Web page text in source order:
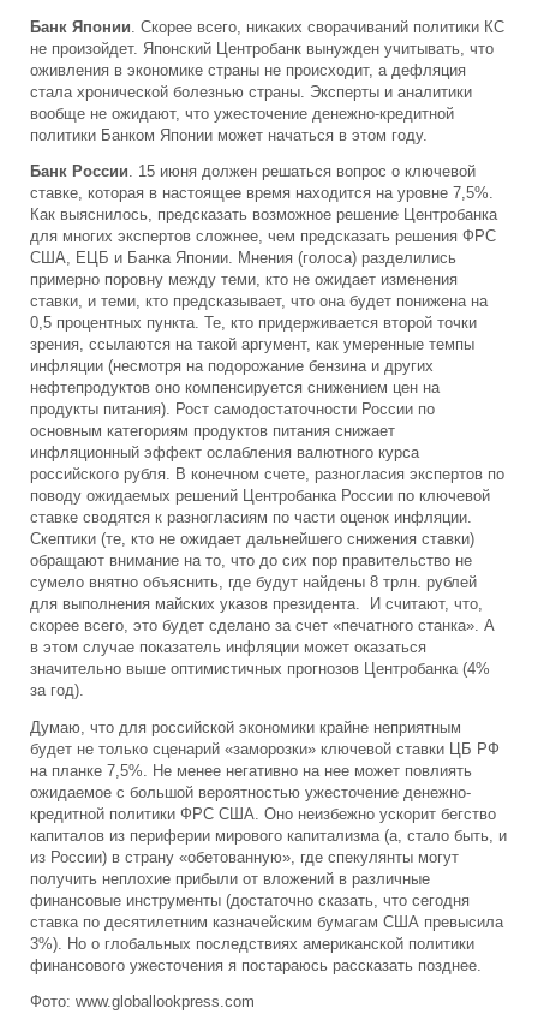
Банк Японии . Скорее всего, никаких сворачиваний политики КС
не произойдет. Японский Центробанк вынужден учитывать, что
оживления в экономике страны не происходит, а дефляция
стала хронической болезнью страны. Эксперты и аналитики
вообще не ожидают, что ужесточение денежно-кредитной
политики Банком Японии может начаться в этом году.
Банк России. 15 июня должен решаться вопрос о ключевой
ставке, которая в настоящее время находится на уровне 7,5%.
Как выяснилось, предсказать возможное решение Центробанка
для многих экспертов сложнее, чем предсказать решения ФРС
США, ЕЦБ и Банка Японии. Мнения (голоса) разделились
примерно поровну между теми, кто не ожидает изменения
ставки, и теми, кто предсказывает, что она будет понижена на
0,5 процентных пункта. Те, кто придерживается второй точки
зрения, ссылаются на такой аргумент, как умеренные темпы
инфляции (несмотря на подорожание бензина и других
нефтепродуктов оно компенсируется снижением цен на
продукты питания). Рост самодостаточности России по
основным категориям продуктов питания снижает
инфляционный эффект ослабления валютного курса
российского рубля. В конечном счете, разногласия экспертов по
поводу ожидаемых решений Центробанка России по ключевой
ставке сводятся к разногласиям по части оценок инфляции.
Скептики (те, кто не ожидает дальнейшего снижения ставки)
обращают внимание на то, что до сих пор правительство не
сумело внятно объяснить, где будут найдены 8 трлн. рублей
для выполнения майских указов президента. И считают, что,
скорее всего, это будет сделано за счет «печатного станка». А
в этом случае показатель инфляции может оказаться
значительно выше оптимистичных прогнозов Центробанка (4%
за год).
Думаю, что для российской экономики крайне неприятным
будет не только сценарий «заморозки» ключевой ставки ЦБ РФ
на планке 7,5%. Не менее негативно на нее может повлиять
ожидаемое с большой вероятностью ужесточение денежно-
кредитной политики ФРС США. Оно неизбежно ускорит бегство
капиталов из периферии мирового капитализма (а, стало быть, и
из России) в страну «обетованную», где спекулянты могут
получить неплохие прибыли от вложений в различные
финансовые инструменты (достаточно сказать, что сегодня
ставка по десятилетним казначейским бумагам США превысила
3%). Но о глобальных последствиях американской политики
финансового ужесточения я постараюсь рассказать позднее.
Фото: www.globallookpress.com